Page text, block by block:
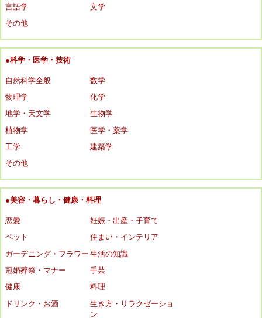
言語学
文学
その他
●科学・医学・技術
自然科学全般
数学
物理学
化学
地学・天文学
生物学
植物学
医学・薬学
工学
建築学
その他
●美容・暮らし・健康・料理
恋愛
妊娠・出産・子育て
ペット
住まい・インテリア
ガーデニング・フラワー 生活の知識
冠婚葬祭・マナー
手芸
健康
料理
ドリンク・お酒
生き方・リラクゼーショ
ン